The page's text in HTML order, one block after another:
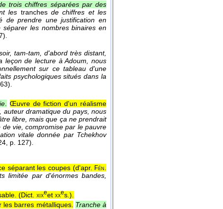
trois chiffres séparées par des
les tranches de chiffres et les
de prendre une justification en
les nombres binaires en
tam-tam, d'abord très distant,
leçon de lecture à Adoum, nous
sur ce tableau d'une
psychologiques situés dans la
Œuvre de fiction d'un réalisme
auteur dramatique du pays, nous
libre, mais que ça ne prendrait
vie, compromise par le pauvre
vitale donnée par Tchekhov
, p. 127).
séparant les coupes (d'apr. Fén.
limitée par d'énormes bandes,
(Dict. xixeet xxes. ).
barres métalliques. Tranche à